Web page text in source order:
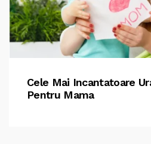
Cele Mai Incantatoare
Pentru Mama